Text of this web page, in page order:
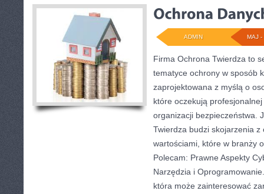
MAJ -
ADMIN
Firma Ochrona Twierdza to
tematyce ochrony w sposób
zaprojektowana z myślą o
które oczekują
organizacji bezpieczeństwa.
Twierdza budzi skojarzenia z
wartościami, które w branży
Polecam: Prawne Aspekty
Narzędzia i
która może zainteresować